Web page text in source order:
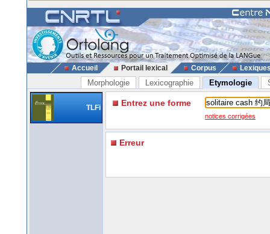
Accueil Portail lexical Corpus
Morphologie Lexicographie Etymologie
TLFi Entrez une forme
notices corrigées
Erreur